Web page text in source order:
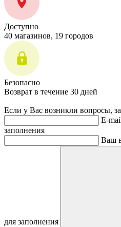
Доступно
40 магазинов, 19 городов
Безопасно
Возврат в течение 30 дней
Если у Вас возникли вопросы,
E-
заполнения
Ваш
для заполнения